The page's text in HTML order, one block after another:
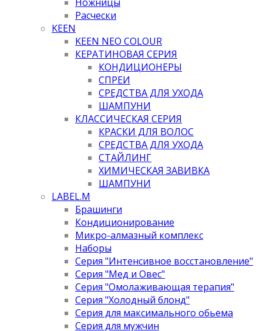
Расчески
KEEN
KEEN NEO COLOUR
КЕРАТИНОВАЯ СЕРИЯ
КОНДИЦИОНЕРЫ
СПРЕИ
СРЕДСТВА ДЛЯ УХОДА
ШАМПУНИ
КЛАССИЧЕСКАЯ СЕРИЯ
КРАСКИ ДЛЯ ВОЛОС
СРЕДСТВА ДЛЯ УХОДА
СТАЙЛИНГ
ХИМИЧЕСКАЯ ЗАВИВКА
ШАМПУНИ
LABEL.M
Брашинги
Кондиционирование
Микро-алмазный комплекс
Наборы
Серия "Интенсивное восстановление"
Серия "Мед и Овес"
Серия "Омолаживающая терапия"
Серия "Холодный блонд"
Серия для максимального обьема
Серия для мужчин